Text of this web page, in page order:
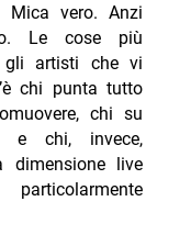
Mica vero. Anzi
Le cose più
gli artisti che vi
chi punta tutto
chi su
e chi, invece,
dimensione live